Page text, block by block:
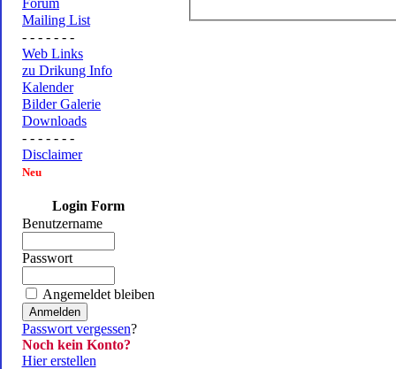
Forum
Mailing List
- - - - - - -
Web Links
zu Drikung Info
Kalender
Bilder Galerie
Downloads
- - - - - - -
Disclaimer
Neu
Login Form
Benutzername
Passwort
Angemeldet bleiben
Passwort vergessen?
Noch kein Konto?
Hier erstellen